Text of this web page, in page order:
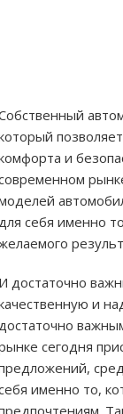
и
себя именно
И достаточно
и
сегодня
именно то,